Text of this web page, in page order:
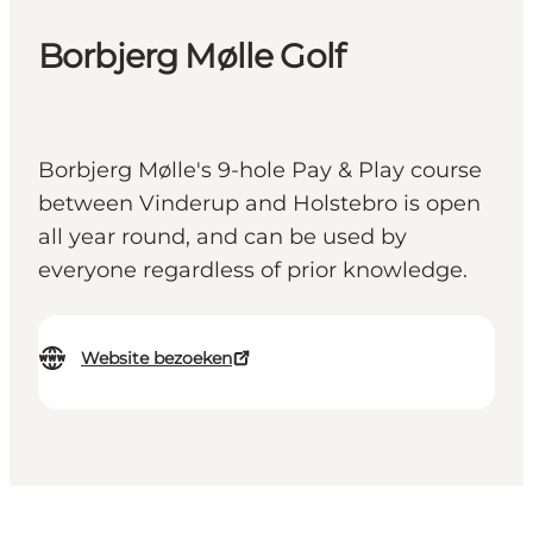
Borbjerg Mølle Golf
Borbjerg Mølle's 9-hole Pay & Play course
between Vinderup and Holstebro is open
all year round, and can be used by
everyone regardless of prior knowledge.
Website bezoeken